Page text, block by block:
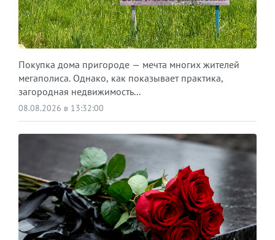
Покупка дома пригороде — мечта многих жителей
мегаполиса. Однако, как показывает практика,
загородная недвижимость...
08.08.2026 в 13:32:00